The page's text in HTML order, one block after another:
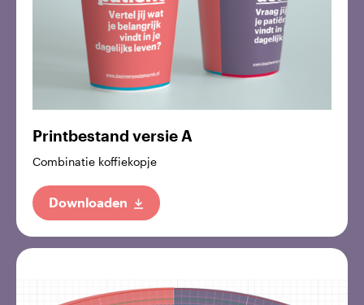
Printbestand versie A
Combinatie koffiekopje
Downloaden